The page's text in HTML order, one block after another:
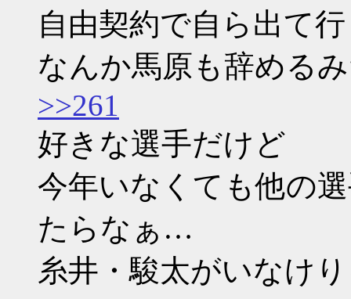
自由契約で自ら出て
なんか馬原も辞める
>>261
好きな選手だけど
今年いなくても他の
たらなぁ…
糸井・駿太がいなけ